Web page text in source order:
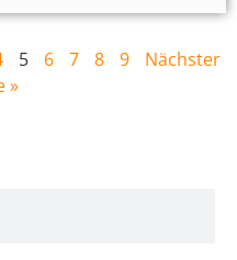
5 6 7 8 9
Nächster
»